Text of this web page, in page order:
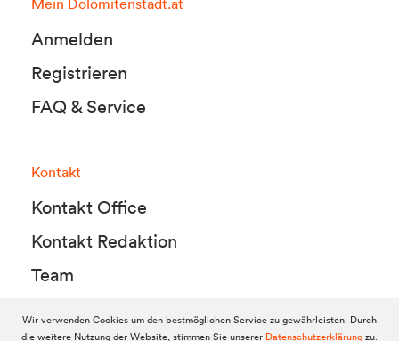
Anmelden
Registrieren
FAQ & Service
Kontakt
Kontakt Office
Kontakt Redaktion
Team
Wir verwenden Cookies um den bestmöglichen Service zu gewährleisten. Durch
die weitere Nutzung der Website, stimmen Sie unserer Datenschutzerklärungzu.